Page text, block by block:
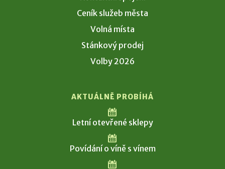
Ceník služeb města
Volná místa
Stánkový prodej
Volby 2026
AKTUÁLNĚ PROBÍHÁ
Letní otevřené sklepy
Povídání o víně s vínem